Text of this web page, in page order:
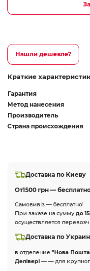
Нашли дешевле?
Краткие
Гарантия
Метод нанесения
Производитель
Страна происхождения
Доставка по Киеву
От1500 грн —
Самовивіз — бесплатно!
При заказе на сумму до
осуществляется
Доставка по
в отделение "Нова
Делівері — — для